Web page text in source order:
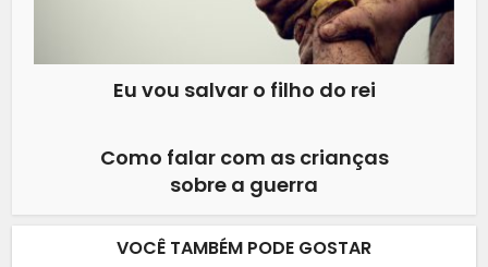
Eu vou salvar o filho do rei
Como falar com as crianças
sobre a guerra
VOCÊ TAMBÉM PODE GOSTAR